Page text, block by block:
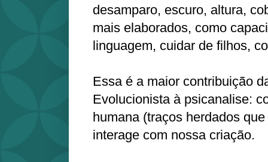
desamparo, escuro, altura,
mais elaborados, como
linguagem, cuidar de filhos,
Essa é a maior contribuição
Evolucionista à psicanalise:
humana (traços herdados
interage com nossa criação.